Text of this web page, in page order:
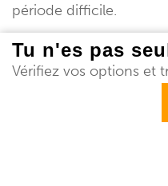
période difficile.
outil pour les familles
Tu n'es pas
Vérifiez vos options et